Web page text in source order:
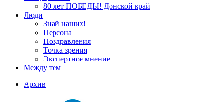
80 лет ПОБЕДЫ! Донской край
Люди
Знай наших!
Персона
Поздравления
Точка зрения
Экспертное мнение
Между тем
Архив